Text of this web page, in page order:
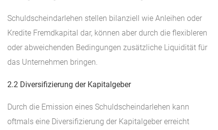
Schuldscheindarlehen stellen bilanziell wie Anleihen oder
Kredite Fremdkapital dar, können aber durch die flexibleren
oder abweichenden Bedingungen zusätzliche Liquidität für
das Unternehmen bringen.
2.2 Diversifizierung der Kapitalgeber
Durch die Emission eines Schuldscheindarlehen kann
oftmals eine Diversifizierung der Kapitalgeber erreicht